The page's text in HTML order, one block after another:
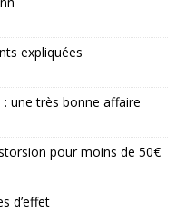
expliquées
une très bonne affaire
pour moins de 50€
d’effet